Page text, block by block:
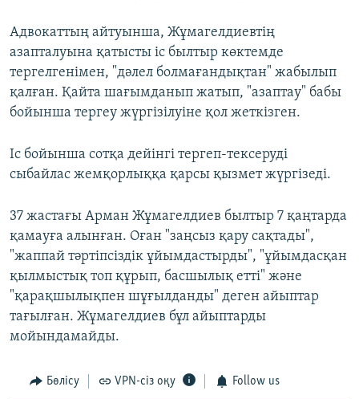
Адвокаттың айтуынша, Жұмагелдиевтің
азапталуына қатысты іс былтыр көктемде
тергелгенімен, "дәлел болмағандықтан" жабылып
қалған. Қайта шағымданып жатып, "азаптау" бабы
бойынша тергеу жүргізілуіне қол жеткізген.
Іс бойынша сотқа дейінгі тергеп-тексеруді
сыбайлас жемқорлыққа қарсы қызмет жүргізеді.
37 жастағы Арман Жұмагелдиев былтыр 7 қаңтарда
қамауға алынған. Оған "заңсыз қару сақтады",
"жаппай тәртіпсіздік ұйымдастырды", "ұйымдасқан
қылмыстық топ құрып, басшылық етті" және
"қарақшылықпен шұғылданды" деген айыптар
тағылған. Жұмагелдиев бұл айыптарды
мойындамайды.
Бөлісу VPN-сіз оқу Follow us